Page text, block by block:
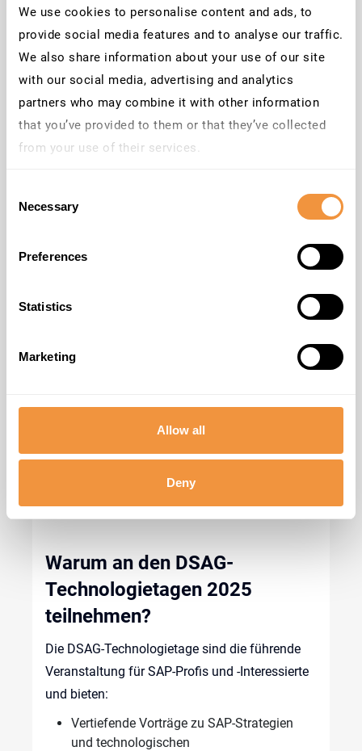
We use cookies to personalise content and ads, to
provide social media features and to analyse our traffic.
We also share information about your use of our site
with our social media, advertising and analytics
partners who may combine it with other information
that you’ve provided to them or that they’ve collected
from your use of their services.
Privacy
Policy.
Selection
Necessary
Preferences
Statistics
Marketing
Allow all
Deny
Für DSAG-Mitglieder:
Alle Tage: 690,- € (+19% MwSt.) pro Person
MwSt
Für Nicht-Mitglieder
und
Alle Tage: 990,- € (+19%
MwSt.) pro Person
Einzelner
50 Tickets sind für
kostenfrei.
Warum an den DSAG-
Technologietagen 2025
teilnehmen?
Die DSAG-Technologietage sind die führende
Veranstaltung für SAP-Profis und -Interessierte
und bieten:
Vertiefende Vorträge zu SAP-Strategien
und technologischen